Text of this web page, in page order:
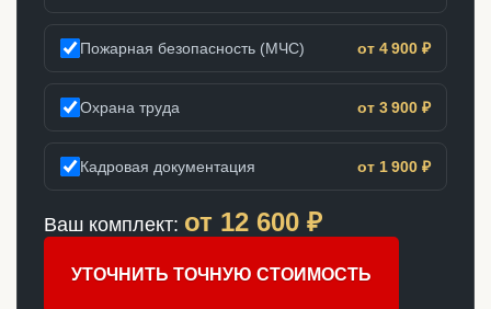
Пожарная безопасность (МЧС) от 4 900 ₽
Охрана труда от 3 900 ₽
Кадровая документация от 1 900 ₽
Ваш комплект: от 12 600 ₽
УТОЧНИТЬ ТОЧНУЮ СТОИМОСТЬ